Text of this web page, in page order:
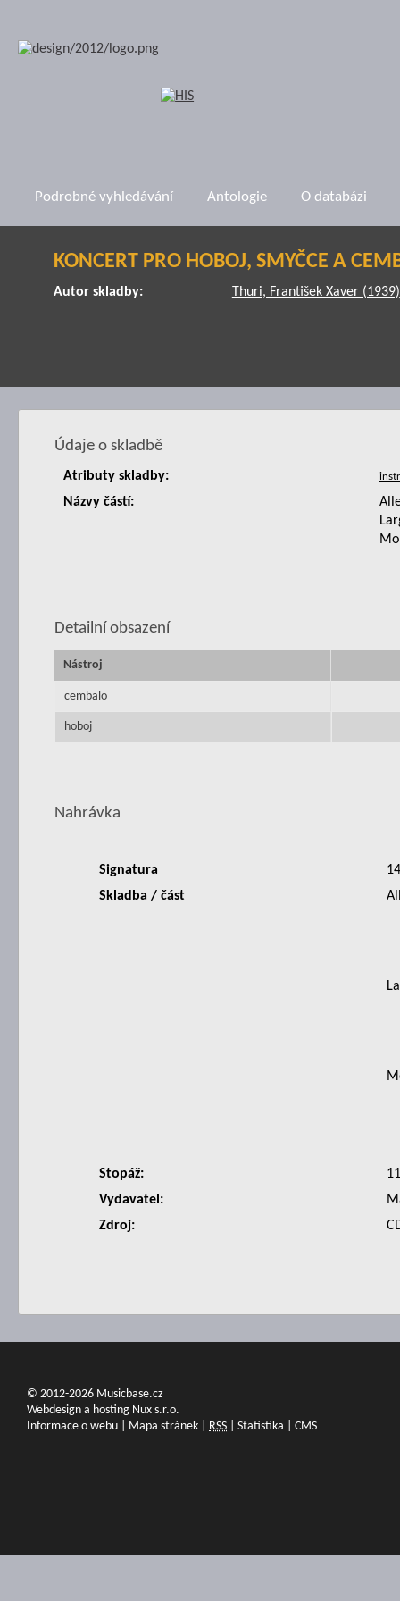
Podrobné vyhledávání Antologie O databázi
KONCERT PRO HOBOJ, SMYČCE A
Autor skladby: Thuri, František Xaver (1939)
Údaje o skladbě
Atributy skladby:
Názvy částí:
Detailní obsazení
Nástroj
cembalo
hoboj
Nahrávka
Signatura
Skladba / část
Stopáž:
Vydavatel:
Zdroj:
© 2012-2026 Musicbase.cz
Webdesign a hosting Nux s.r.o.
Informace o webu
Mapa stránek RSS Statistika CMS